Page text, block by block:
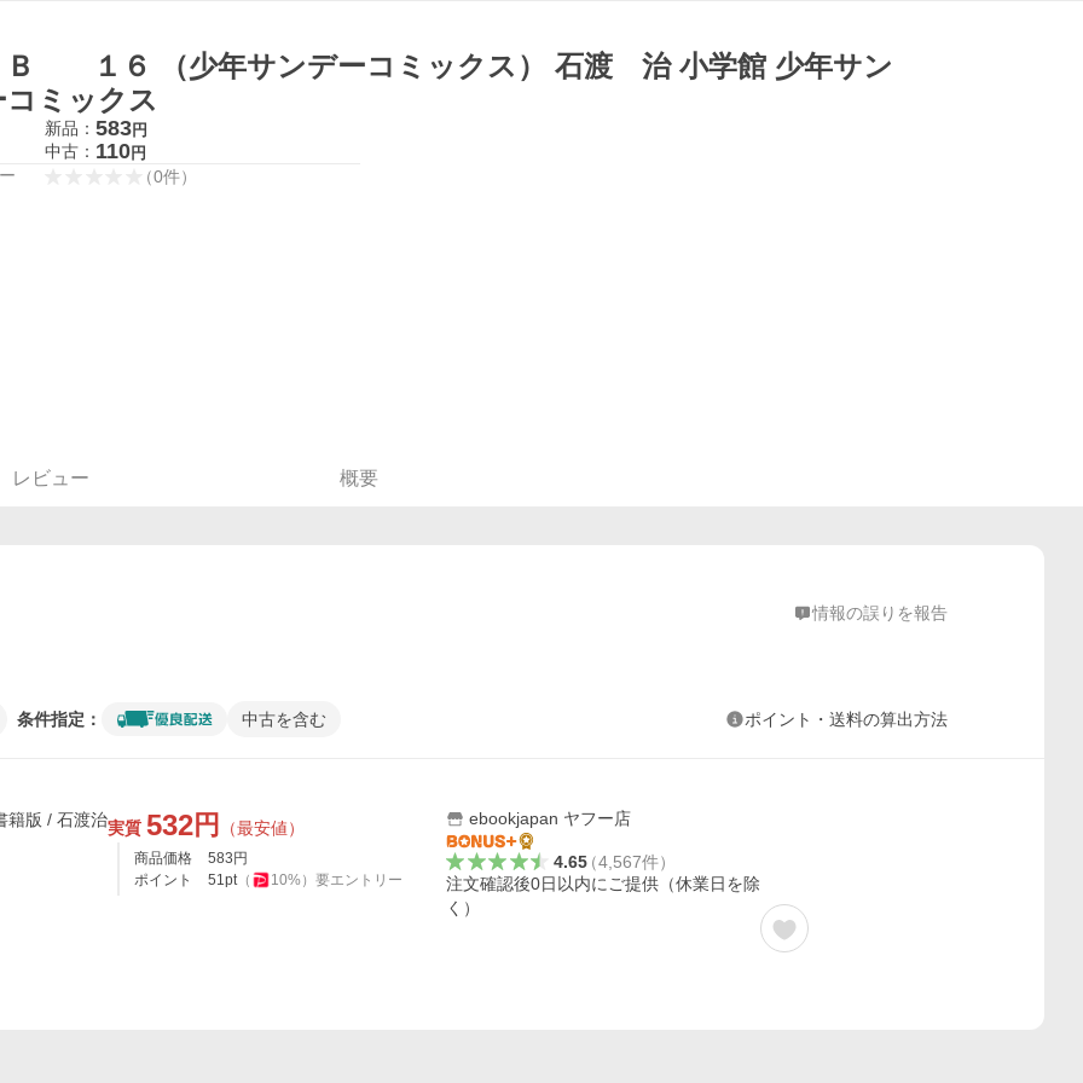
Ｂ １６ （少年サンデーコミックス） 石渡 治 小学館 少年サン
コミックス
新品： 583円
中古： 110円
（0件）
レビュー 概要
情報の誤りを報告
条件指定： 中古を含む ポイント・送料の算出方法
籍版 / 石渡治実質 532円 （最安値）
商品価格 583 円
ポイント
51pt（ 10%） 要エントリー
ebookjapan ヤフー店
4.65（4,567件）
注文確認後0日以内にご提供（休業日を除
く）